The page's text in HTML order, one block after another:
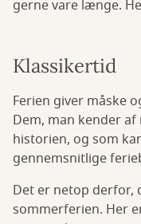
gerne vare længe.
Klassikertid
Ferien giver måske
Dem, man kender
historien, og som
gennemsnitlige
Det er netop derfor,
sommerferien. Her